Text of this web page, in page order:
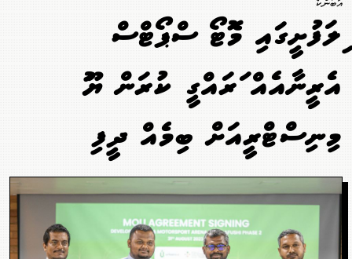
ތިލަފުށީގައި މޮޓޯ ސްޕޯޓްސް
އެރީނާއެއް ތަރައްގީ ކުރަން ޔޫތު
މިނިސްޓްރީއަށް ބިމެއް ދީފި